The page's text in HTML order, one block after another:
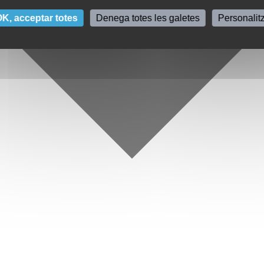
acceptar totes Denega totes les galetes